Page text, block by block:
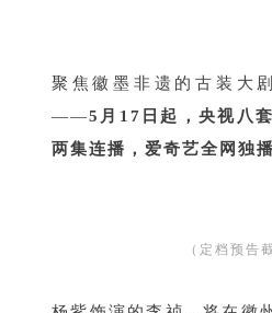
聚焦徽墨非遗的古装大
——5月17日起，央视八
两集连播，爱奇艺全网独播
（定档预告